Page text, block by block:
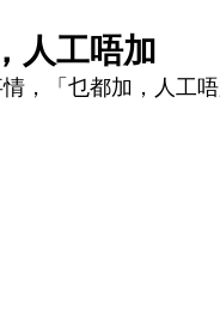
人工唔加
，「乜都加，人工